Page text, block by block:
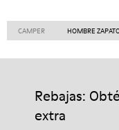
CAMPER HOMBRE
Rebajas:
extra